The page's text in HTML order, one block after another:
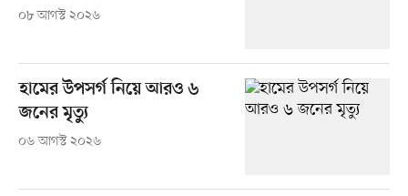
০৮ আগস্ট ২০২৬
হামের উপসর্গ নিয়ে আরও ৬
জনের মৃত্যু
০৬ আগস্ট ২০২৬